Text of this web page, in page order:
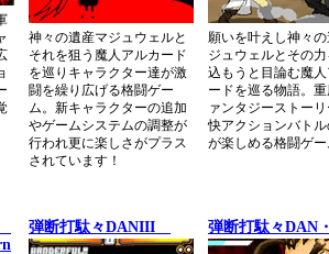
神々の遺産マジュウェルと
それを狙う魔人アルカード
を巡りキャラクター達が激
闘を繰り広げる格闘ゲー
ム。新キャラクターの追加
やゲームシステムの調整が
行われ更に楽しさがプラス
されています！
願いを叶えし神々
ジュウェルとその
込もうと目論む魔
ードを巡る物語。
ァンタジーストー
快アクションバト
が楽しめる格闘ゲ
弾断打駄々DANIII 弾断打駄々DAN